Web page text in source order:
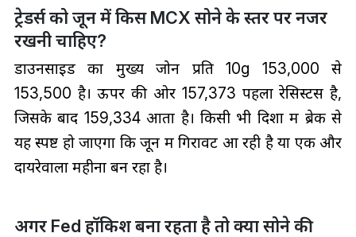
ट्रेडर्स को जून में किस MCX सोने के स्तर पर नजर
रखनी चाहिए?
डाउनसाइड का मुख्य जोन प्रति 10g ₹153,000 से
₹153,500 है। ऊपर की ओर ₹157,373 पहला रेसिस्टेंस है,
जिसके बाद ₹159,334 आता है। किसी भी दिशा में ब्रेक से
यह स्पष्ट हो जाएगा कि जून में गिरावट आ रही है या एक और
दायरेवाला महीना बन रहा है।
अगर Fed हॉकिश बना रहता है तो क्या सोने की